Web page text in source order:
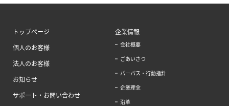
トップページ
個人のお客様
法人のお客様
お知らせ
サポート・お問い合わせ
企業情報
会社概要
ごあいさつ
パーパス・行動指針
企業理念
沿革